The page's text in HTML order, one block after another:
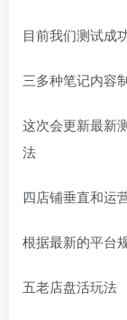
目前我们测试成
三多种笔记内容
这次会更新最新
法
四店铺垂直和运
根据最新的平台
五老店盘活玩法